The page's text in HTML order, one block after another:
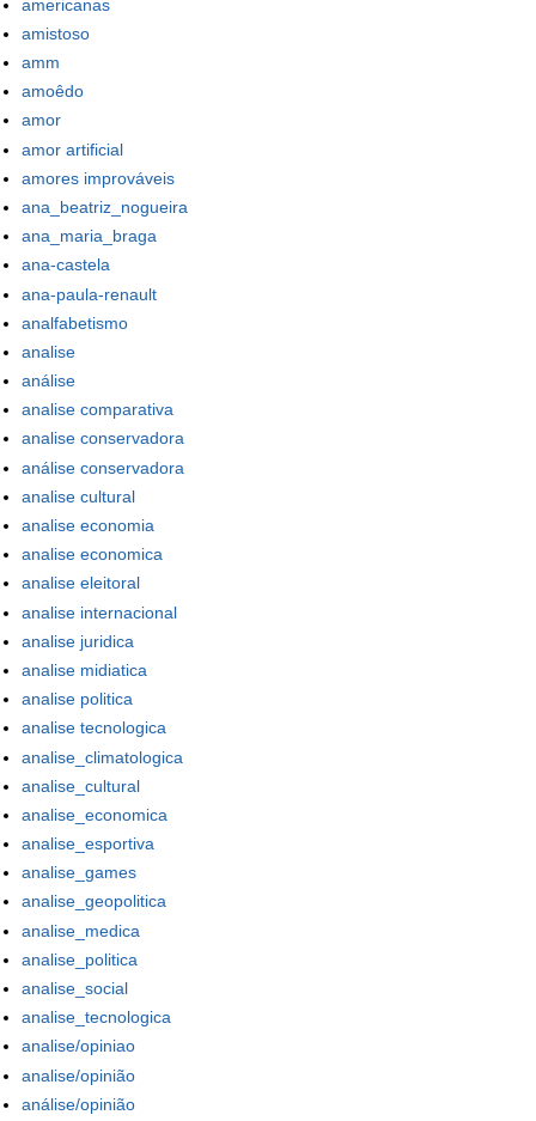
americanas
amistoso
amm
amoêdo
amor
amor artificial
amores improváveis
ana_beatriz_nogueira
ana_maria_braga
ana-castela
ana-paula-renault
analfabetismo
analise
análise
analise comparativa
analise conservadora
análise conservadora
analise cultural
analise economia
analise economica
analise eleitoral
analise internacional
analise juridica
analise midiatica
analise politica
analise tecnologica
analise_climatologica
analise_cultural
analise_economica
analise_esportiva
analise_games
analise_geopolitica
analise_medica
analise_politica
analise_social
analise_tecnologica
analise/opiniao
analise/opinião
análise/opinião